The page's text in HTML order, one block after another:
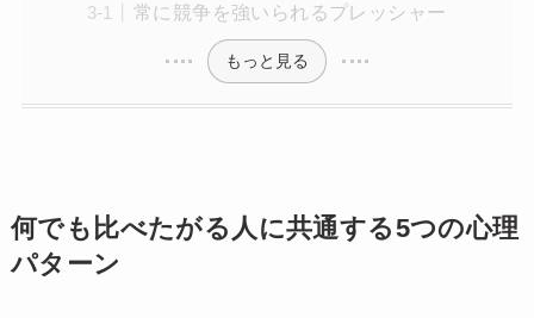
常に競争を強いられるプレッシャー
もっと見る
何でも比べたがる人に共通する5つの心理
パターン